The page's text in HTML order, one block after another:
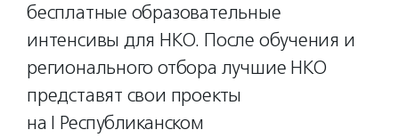
бесплатные образовательные
интенсивы для НКО. После обучения и
регионального отбора лучшие НКО
представят свои проекты
на I Республиканском